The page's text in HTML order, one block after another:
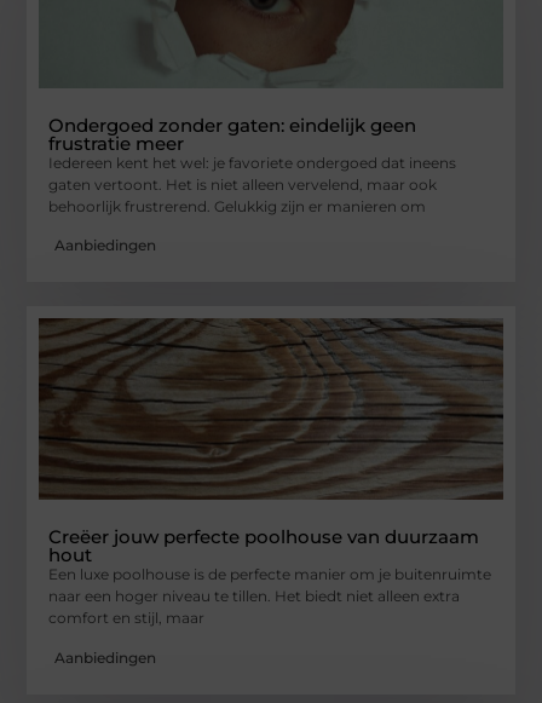
Ondergoed zonder gaten: eindelijk geen
frustratie meer
Iedereen kent het wel: je favoriete ondergoed dat ineens
gaten vertoont. Het is niet alleen vervelend, maar ook
behoorlijk frustrerend. Gelukkig zijn er manieren om
Aanbiedingen
Creëer jouw perfecte poolhouse van duurzaam
hout
Een luxe poolhouse is de perfecte manier om je buitenruimte
naar een hoger niveau te tillen. Het biedt niet alleen extra
comfort en stijl, maar
Aanbiedingen